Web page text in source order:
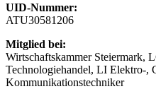
UID-Nummer:
ATU30581206
Mitglied bei:
Wirtschaftskammer Steiermark,
Technologiehandel, LI Elektro-,
Kommunikationstechniker